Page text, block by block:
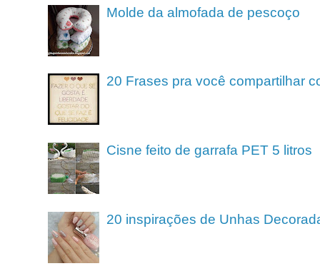
Molde da almofada de pescoço
20 Frases pra você compartilhar
Cisne feito de garrafa PET 5 litros
20 inspirações de Unhas